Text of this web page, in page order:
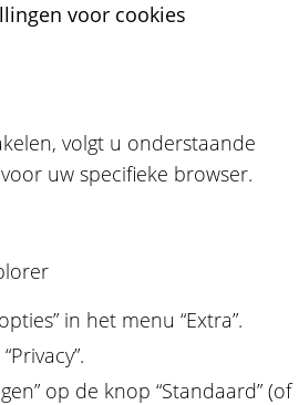
voor cookies
volgt u onderstaande
uw specifieke browser.
in het menu “Extra”.
op de knop “Standaard” (of